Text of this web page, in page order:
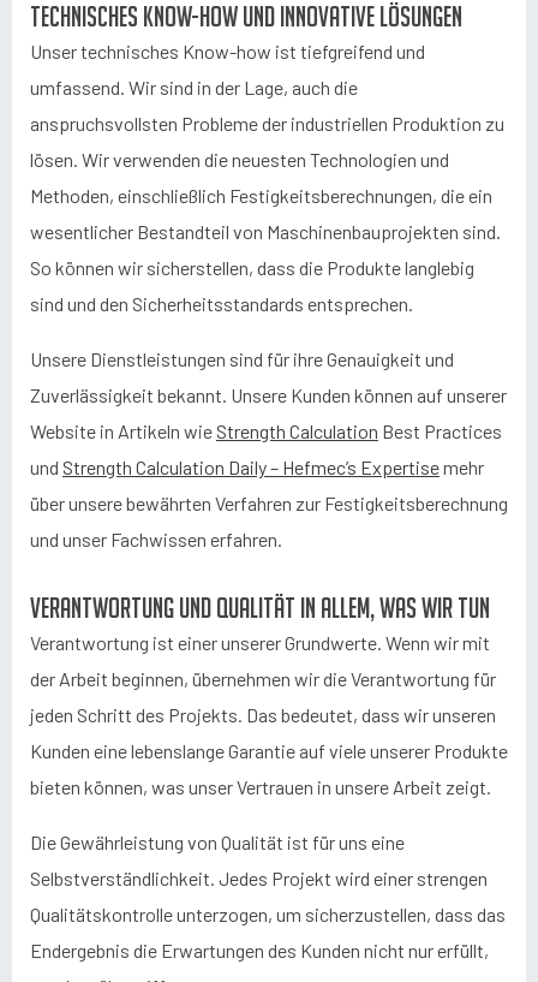
Technisches Know-how und innovative Lösungen
Unser technisches Know-how ist tiefgreifend und
umfassend. Wir sind in der Lage, auch die
anspruchsvollsten Probleme der industriellen Produktion zu
lösen. Wir verwenden die neuesten Technologien und
Methoden, einschließlich Festigkeitsberechnungen, die ein
wesentlicher Bestandteil von Maschinenbauprojekten sind.
So können wir sicherstellen, dass die Produkte langlebig
sind und den Sicherheitsstandards entsprechen.
Unsere Dienstleistungen sind für ihre Genauigkeit und
Zuverlässigkeit bekannt. Unsere Kunden können auf unserer
Website in Artikeln wie Strength Calculation Best Practices
und Strength Calculation Daily – Hefmec’s Expertisemehr
über unsere bewährten Verfahren zur Festigkeitsberechnung
und unser Fachwissen erfahren.
Verantwortung und Qualität in allem, was wir tun
Verantwortung ist einer unserer Grundwerte. Wenn wir mit
der Arbeit beginnen, übernehmen wir die Verantwortung für
jeden Schritt des Projekts. Das bedeutet, dass wir unseren
Kunden eine lebenslange Garantie auf viele unserer Produkte
bieten können, was unser Vertrauen in unsere Arbeit zeigt.
Die Gewährleistung von Qualität ist für uns eine
Selbstverständlichkeit. Jedes Projekt wird einer strengen
Qualitätskontrolle unterzogen, um sicherzustellen, dass das
Endergebnis die Erwartungen des Kunden nicht nur erfüllt,